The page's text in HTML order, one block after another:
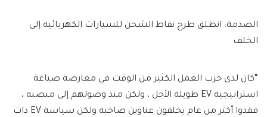
الصدمة: انطلق طرح نقاط الشحن للسيارات الكهربائية إلى
الخلف
“كان لدى حزب العمل الكثير من الوقت في معارضة صياغة
استراتيجية EV طويلة الأجل ، ولكن منذ وصولهم إلى منصبه ،
فقدوا أكثر من عام يخلقون عناوين صاخبة ولكن سياسة EV ذات